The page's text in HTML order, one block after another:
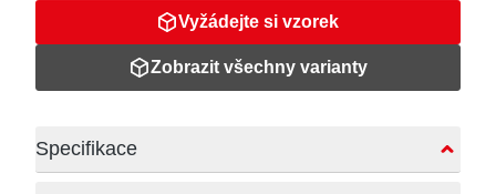
Vyžádejte si vzorek
Zobrazit všechny varianty
Specifikace